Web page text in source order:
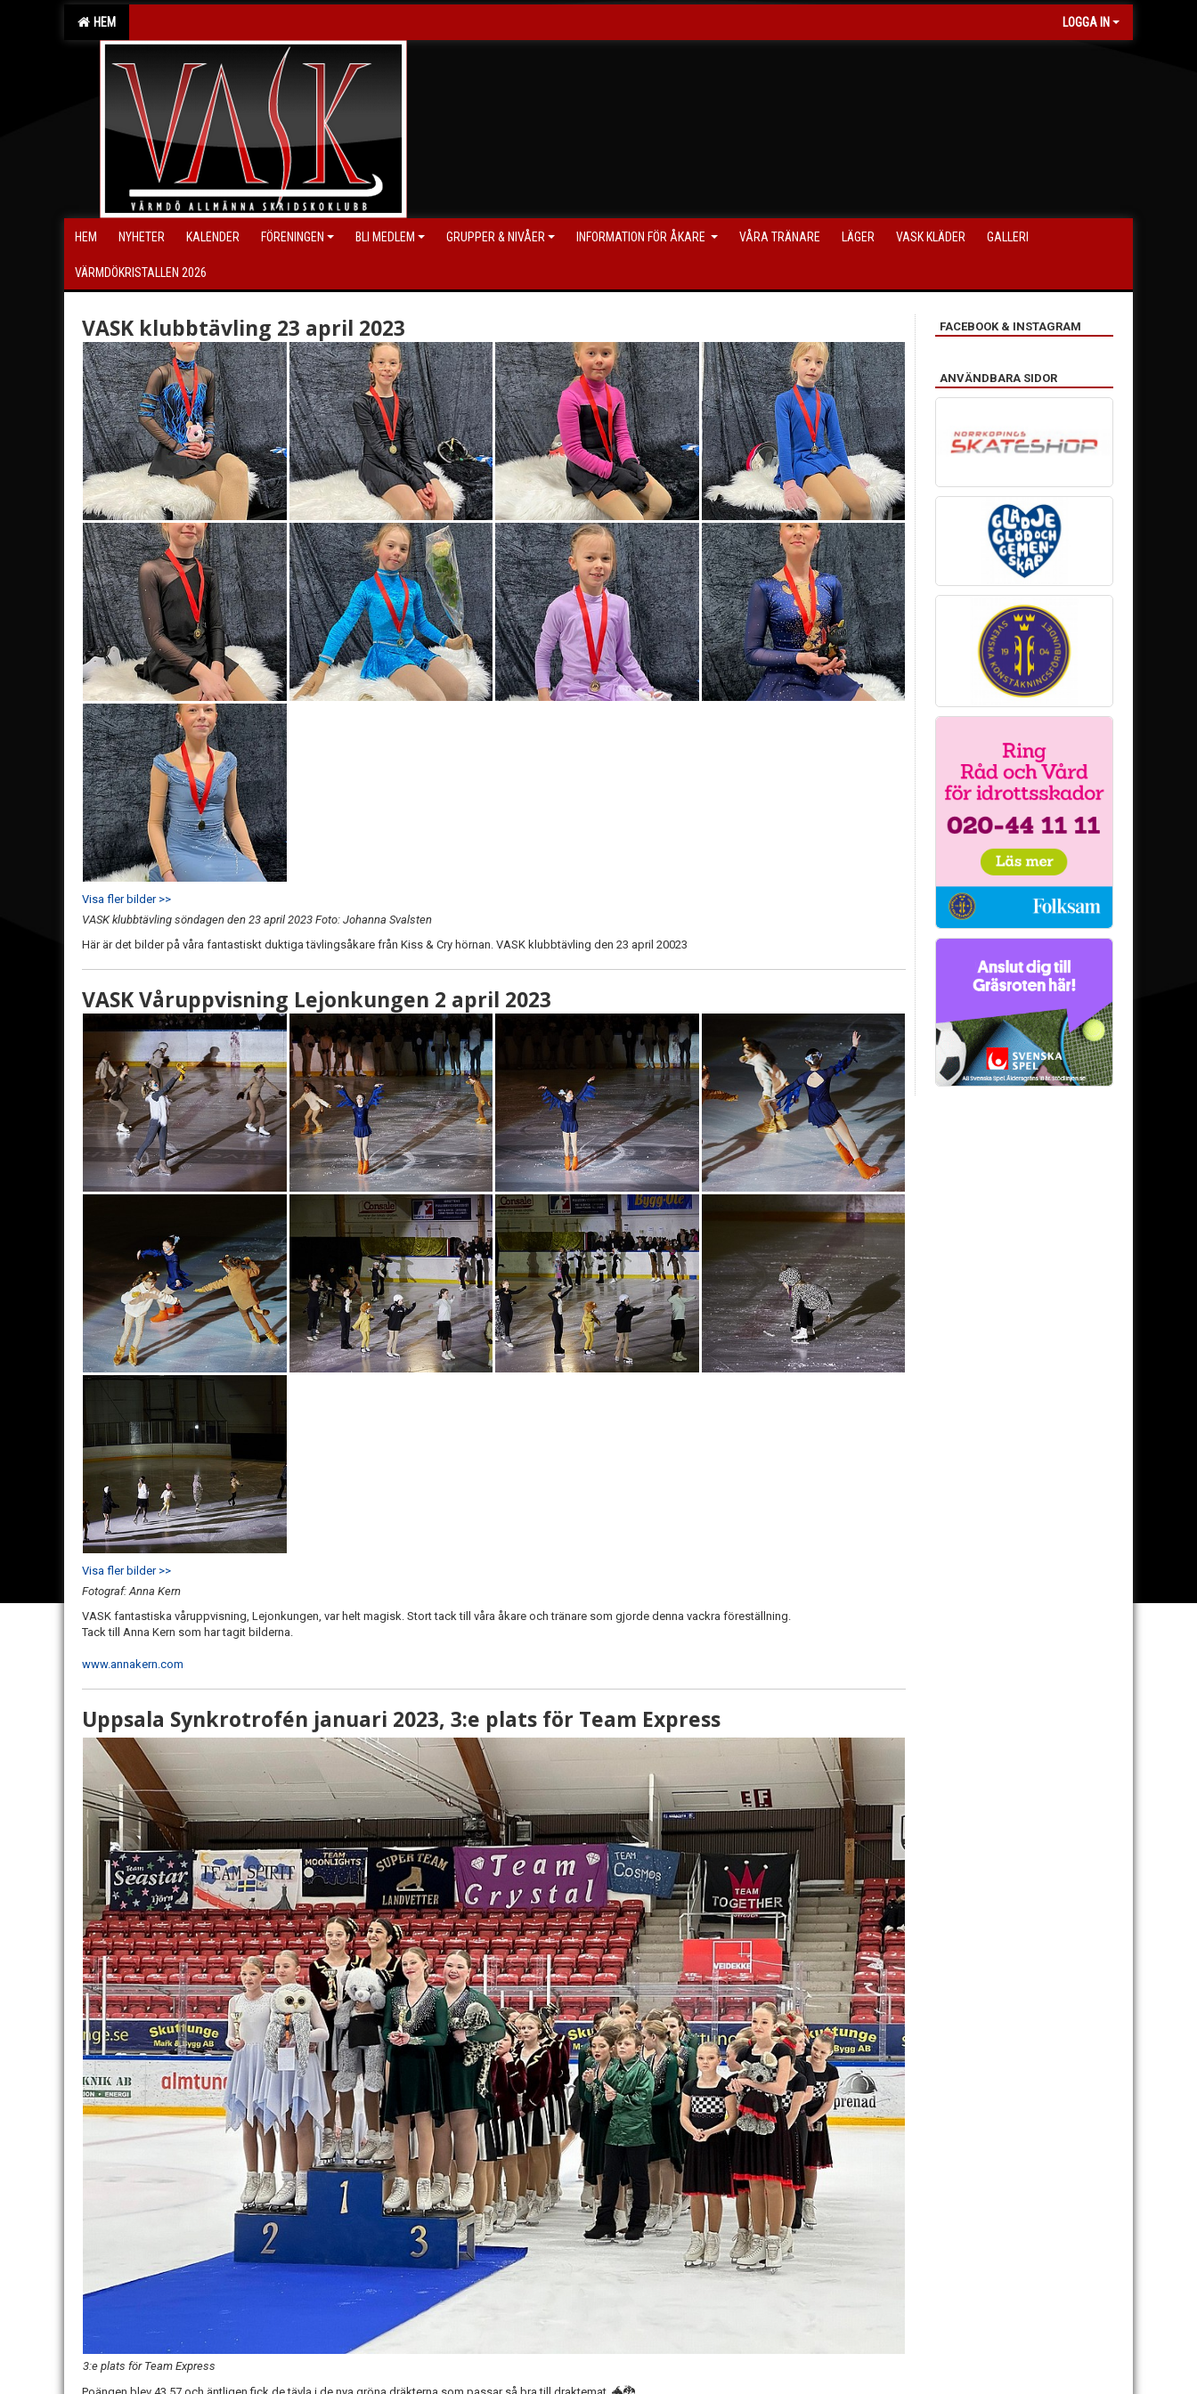
HEM LOGGA IN
HEM NYHETER KALENDER FÖRENINGEN BLI MEDLEM GRUPPER & NIVÅER INFORMATION FÖR ÅKARE VÅRA TRÄNARE LÄGER VASK KLÄDER GALLERI
VÄRMDÖKRISTALLEN 2026
VASK klubbtävling 23 april 2023
Visa fler bilder >>
VASK klubbtävling söndagen den 23 april 2023 Foto: Johanna Svalsten
Här är det bilder på våra fantastiskt duktiga tävlingsåkare från Kiss & Cry hörnan. VASK klubbtävling den 23 april 20023
VASK Våruppvisning Lejonkungen 2 april 2023
Visa fler bilder >>
Fotograf: Anna Kern
VASK fantastiska våruppvisning, Lejonkungen, var helt magisk. Stort tack till våra åkare och tränare som gjorde denna vackra föreställning.
Tack till Anna Kern som har tagit bilderna.
www.annakern.com
Uppsala Synkrotrofén januari 2023, 3:e plats för Team Express
3:e plats för Team Express
FACEBOOK & INSTAGRAM
ANVÄNDBARA SIDOR